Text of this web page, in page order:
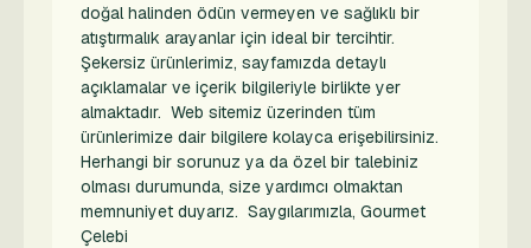
doğal halinden ödün vermeyen ve sağlıklı bir
atıştırmalık arayanlar için ideal bir tercihtir.
Şekersiz ürünlerimiz, sayfamızda detaylı
açıklamalar ve içerik bilgileriyle birlikte yer
almaktadır. Web sitemiz üzerinden tüm
ürünlerimize dair bilgilere kolayca erişebilirsiniz.
Herhangi bir sorunuz ya da özel bir talebiniz
olması durumunda, size yardımcı olmaktan
memnuniyet duyarız. Saygılarımızla, Gourmet
Çelebi